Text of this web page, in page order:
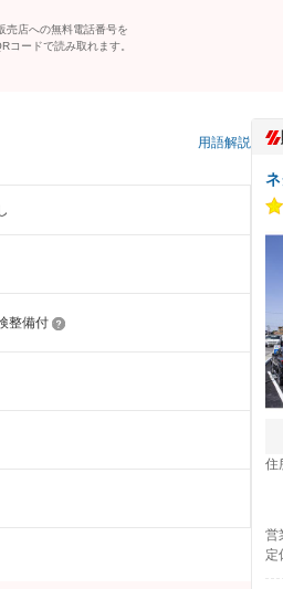
売店への無料電話番号を
コードで読み取れます。
用語解説
整備付
住
営
定